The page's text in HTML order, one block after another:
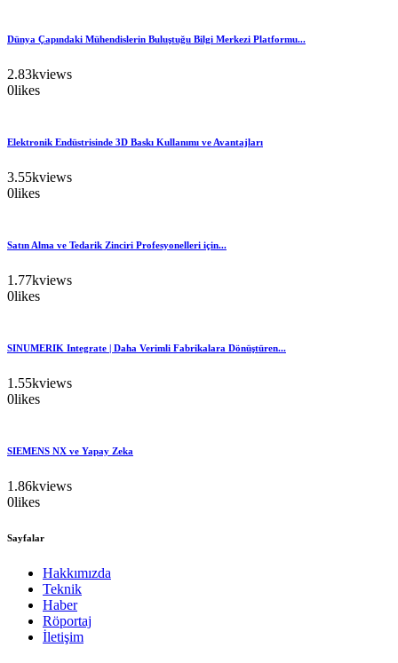
Dünya Çapındaki Mühendislerin Buluştuğu Bilgi Merkezi Platformu...
2.83kviews
0likes
Elektronik Endüstrisinde 3D Baskı Kullanımı ve Avantajları
3.55kviews
0likes
Satın Alma ve Tedarik Zinciri Profesyonelleri için...
1.77kviews
0likes
SINUMERIK Integrate | Daha Verimli Fabrikalara Dönüştüren...
1.55kviews
0likes
SIEMENS NX ve Yapay Zeka
1.86kviews
0likes
Sayfalar
Hakkımızda
Teknik
Haber
Röportaj
İletişim